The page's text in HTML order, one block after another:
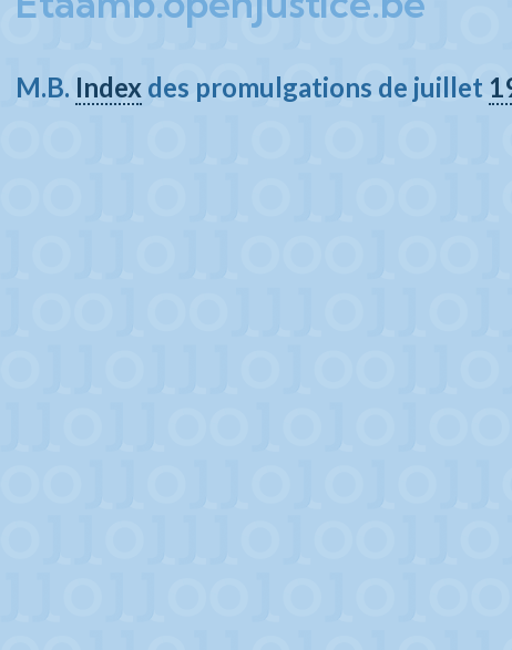
M.B. Index des promulgations de juillet